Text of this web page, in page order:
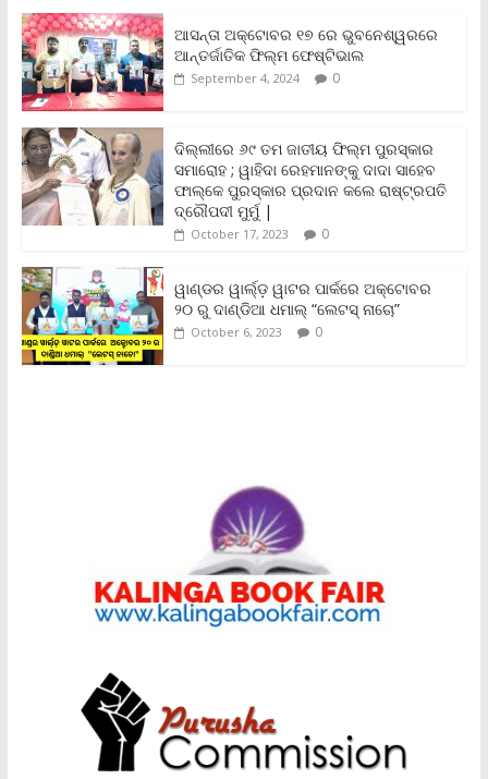
e
b
o
o
k
t
t
e
r
i
l
t
s
A
p
p
L
i
n
k
t
F
r
i
d
l
y
e
ଆସନ୍ତା ଅକ୍ଟୋବର ୧୭ ରେ ଭୁବନେଶ୍ୱରରେ
ଆନ୍ତର୍ଜାତିକ ଫିଲ୍ମ ଫେଷ୍ଟିଭାଲ
September 4, 2024 0
ଦିଲ୍ଲୀରେ ୬୯ ତମ ଜାତୀୟ ଫିଲ୍ମ ପୁରସ୍କାର
ସମାରୋହ ; ୱାହିଦା ରେହମାନଙ୍କୁ ଦାଦା ସାହେବ
ଫାଲ୍‌କେ ପୁରସ୍କାର ପ୍ରଦାନ କଲେ ରାଷ୍ଟ୍ରପତି
ଦ୍ରୌପଦୀ ମୁର୍ମୁ |
October 17, 2023 0
ୱାଣ୍ଡର ୱାର୍ଲ୍‌ଡ଼ ୱାଟର ପାର୍କରେ ଅକ୍ଟୋବର
୨୦ ରୁ ଦାଣ୍ଡିଆ ଧମାଲ୍ “ଲେଟସ୍ ନାଚୋ”
October 6, 2023 0